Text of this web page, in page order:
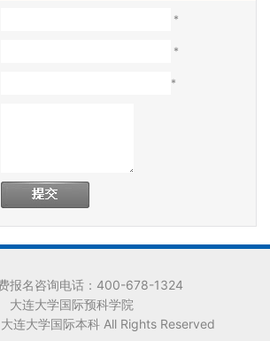
*
*
*
报名咨询电话：400-678-1324
大连大学国际预科学院
连大学国际本科 All Rights Reserved